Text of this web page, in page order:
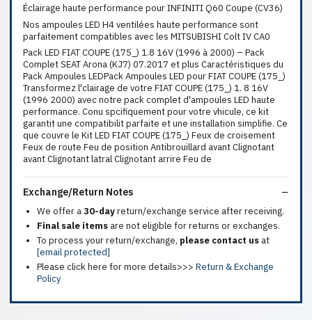
Éclairage haute performance pour INFINITI Q60 Coupe (CV36)
Nos ampoules LED H4 ventilées haute performance sont
parfaitement compatibles avec les MITSUBISHI Colt IV CA0
Pack LED FIAT COUPE (175_) 1.8 16V (1996 à 2000) – Pack
Complet SEAT Arona (KJ7) 07.2017 et plus Caractéristiques du
Pack Ampoules LEDPack Ampoules LED pour FIAT COUPE (175_)
Transformez l'clairage de votre FIAT COUPE (175_) 1. 8 16V
(1996 2000) avec notre pack complet d'ampoules LED haute
performance. Conu spcifiquement pour votre vhicule, ce kit
garantit une compatibilit parfaite et une installation simplifie. Ce
que couvre le Kit LED FIAT COUPE (175_) Feux de croisement
Feux de route Feu de position Antibrouillard avant Clignotant
avant Clignotant latral Clignotant arrire Feu de
Exchange/Return Notes
We offer a30-dayreturn/exchange service after receiving.
Final sale items are not eligible for returns or exchanges.
To process your return/exchange, please contact us at
[email protected]
Please click here for more details>>> Return & Exchange
Policy